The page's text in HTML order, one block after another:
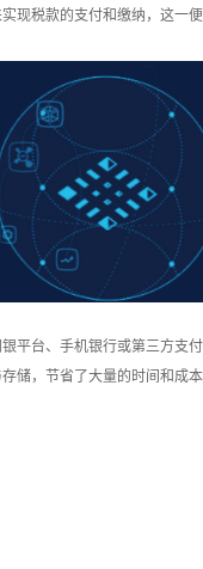
税款的支付和缴纳，这
台、手机银行或第三方
储，节省了大量的时间和成本